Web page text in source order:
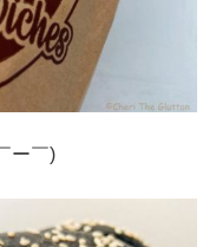
ー￣)